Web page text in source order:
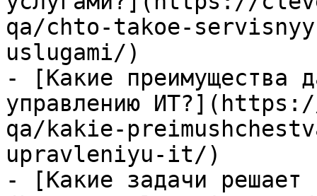
qa/chto-takoe-
uslugami/)
- [Какие преимущества
управлению
qa/kakie-
upravleniyu-it/)
- [Какие задачи решает